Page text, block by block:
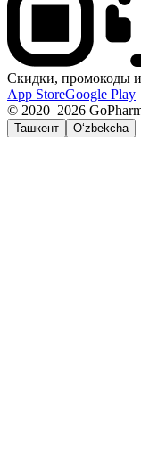
Скидки, промокоды
App StoreGoogle Play
© 2020–2026
Ташкент O‘zbekcha